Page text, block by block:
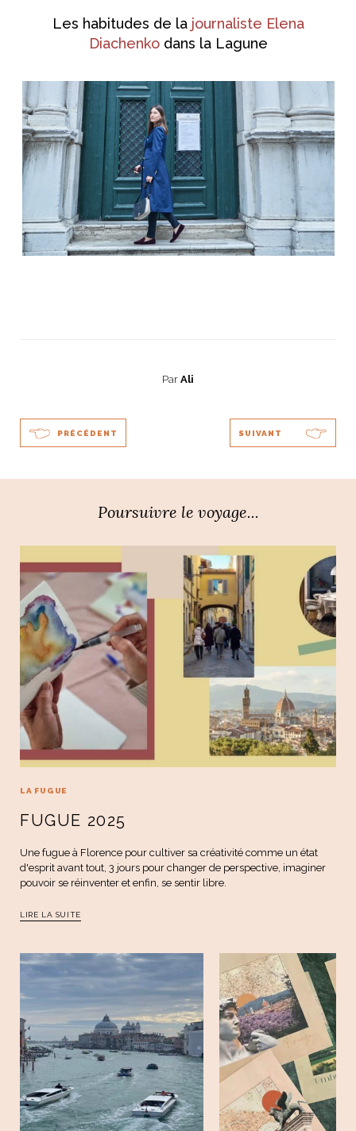
Les habitudes de la journaliste Elena
Diachenkodans la Lagune
Par Ali
PRÉCÉDENT SUIVANT
Poursuivre le voyage...
LA FUGUE
FUGUE 2025
Une fugue à Florence pour cultiver sa créativité comme un état
d'esprit avant tout, 3 jours pour changer de perspective, imaginer
pouvoir se réinventer et enfin, se sentir libre.
LIRE LA SUITE